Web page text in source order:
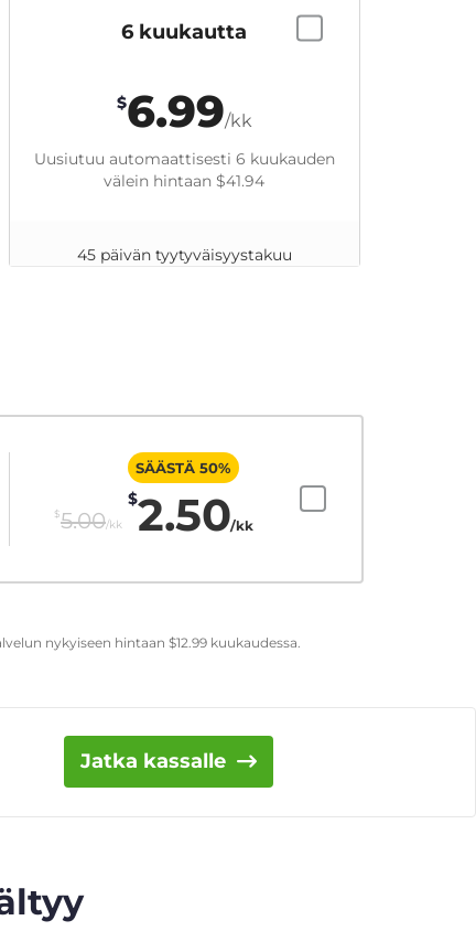
6 kuukautta
$6.99/kk
Uusiutuu automaattisesti 6 kuukauden
välein hintaan $41.94
45 päivän tyytyväisyystakuu
$5.00/kk
SÄÄSTÄ 50%
$2.50/kk
nykyiseen hintaan $12.99 kuukaudessa.
Jatka kassalle